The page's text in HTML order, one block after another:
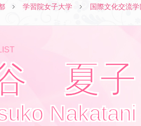
学習院女子大学 国際文化交流
夏子
Nakatani